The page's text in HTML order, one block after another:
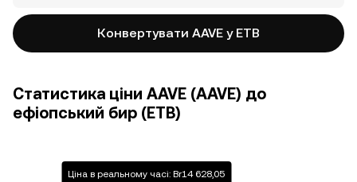
Конвертувати AAVE у ETB
Статистика ціни AAVE (AAVE) до
ефіопський бир (ETB)
Ціна в реальному часі: Br14 628,05